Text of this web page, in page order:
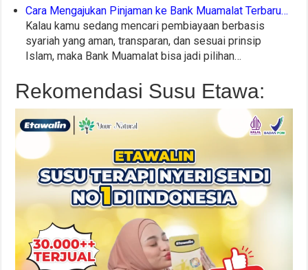
Cara Mengajukan Pinjaman ke Bank Muamalat Terbaru…
Kalau kamu sedang mencari pembiayaan berbasis
syariah yang aman, transparan, dan sesuai prinsip
Islam, maka Bank Muamalat bisa jadi pilihan…
Rekomendasi Susu Etawa: